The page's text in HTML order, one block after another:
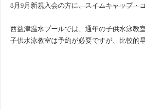
8月9月新規入会の方に、スイムキャップ・
西益津温水プールでは、通年の子供水泳教
子供水泳教室は予約が必要ですが、比較的